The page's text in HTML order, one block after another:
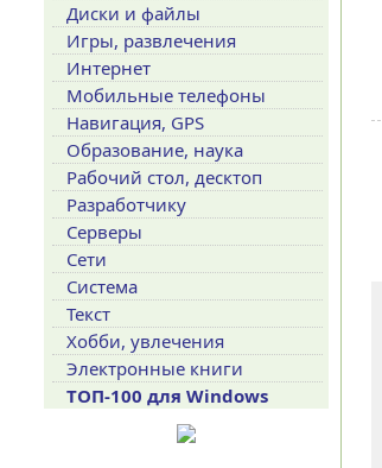
Диски и файлы
Игры, развлечения
Интернет
Мобильные телефоны
Навигация, GPS
Образование, наука
Рабочий стол, десктоп
Разработчику
Серверы
Сети
Система
Текст
Хобби, увлечения
Электронные книги
ТОП-100 для Windows